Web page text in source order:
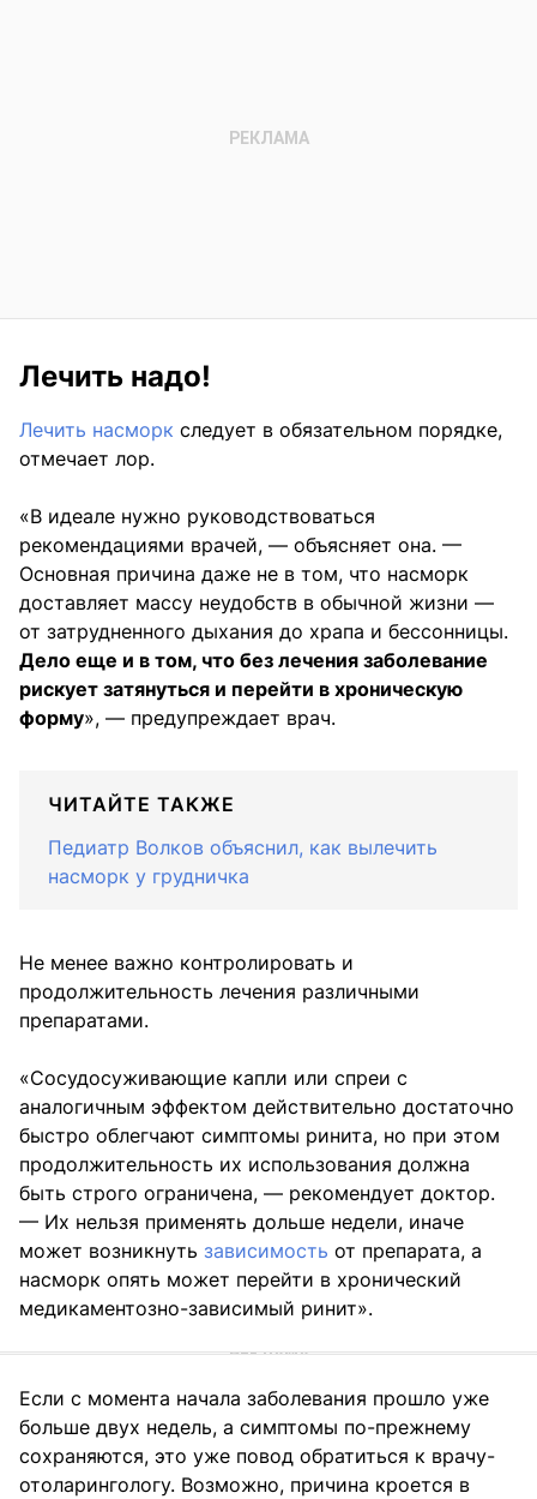
Лечить надо!
Лечить насморк следует в обязательном порядке,
отмечает лор.
«В идеале нужно руководствоваться
рекомендациями врачей, — объясняет она. —
Основная причина даже не в том, что насморк
доставляет массу неудобств в обычной жизни —
от затрудненного дыхания до храпа и бессонницы.
Дело еще и в том, что без лечения заболевание
рискует затянуться и перейти в хроническую
форму», — предупреждает врач.
ЧИТАЙТЕ ТАКЖЕ
Педиатр Волков объяснил, как вылечить
насморк у грудничка
Не менее важно контролировать и
продолжительность лечения различными
препаратами.
«Сосудосуживающие капли или спреи с
аналогичным эффектом действительно достаточно
быстро облегчают симптомы ринита, но при этом
продолжительность их использования должна
быть строго ограничена, — рекомендует доктор.
— Их нельзя применять дольше недели, иначе
может возникнуть зависимость от препарата, а
насморк опять может перейти в хронический
медикаментозно-зависимый ринит».
Если с момента начала заболевания прошло уже
больше двух недель, а симптомы по-прежнему
сохраняются, это уже повод обратиться к врачу-
отоларингологу. Возможно, причина кроется в